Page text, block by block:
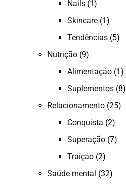
Nails (1)
Skincare (1)
Tendências (5)
Nutrição (9)
Alimentação (1)
Suplementos (8)
Relacionamento (25)
Conquista (2)
Superação (7)
Traição (2)
Saúde mental (32)